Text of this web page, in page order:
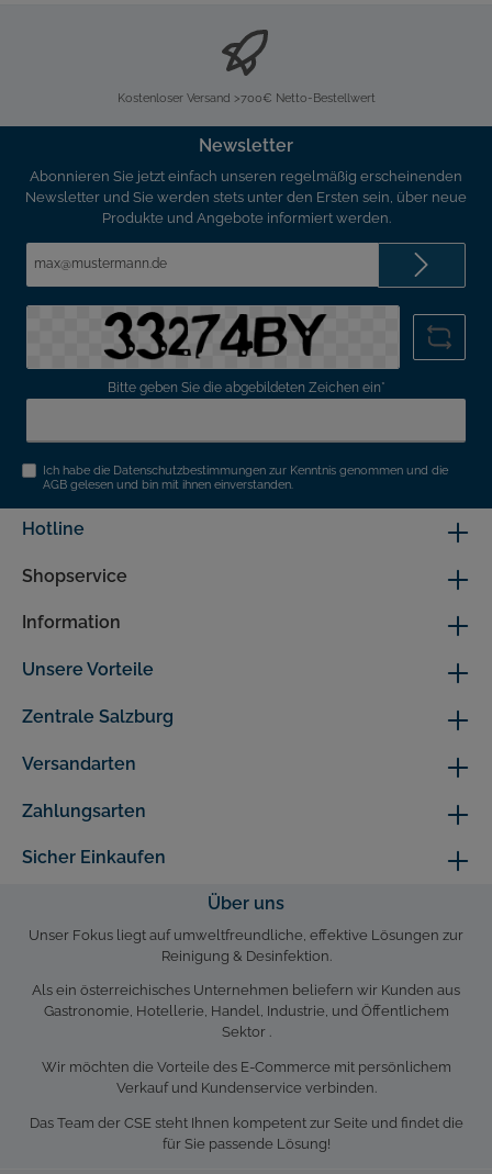
Kostenloser Versand >700€ Netto-Bestellwert
Newsletter
Abonnieren Sie jetzt einfach unseren regelmäßig erscheinenden
Newsletter und Sie werden stets unter den Ersten sein, über neue
Produkte und Angebote informiert werden.
Bitte geben Sie die abgebildeten Zeichen ein*
Ich habe die Datenschutzbestimmungen zur Kenntnis genommen und die
AGB gelesen und bin mit ihnen einverstanden.
Hotline
Shopservice
Information
Unsere Vorteile
Versandarten
Zahlungsarten
Zentrale Salzburg
Sicher Einkaufen
Über uns
Unser Fokus liegt auf umweltfreundliche, effektive Lösungen zur
Reinigung & Desinfektion.
Als ein österreichisches Unternehmen beliefern wir Kunden aus
Gastronomie, Hotellerie, Handel, Industrie, und Öffentlichem
Sektor .
Wir möchten die Vorteile des E-Commerce mit persönlichem
Verkauf und Kundenservice verbinden.
Das Team der CSE steht Ihnen kompetent zur Seite und findet die
für Sie passende Lösung!